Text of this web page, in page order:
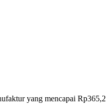
yang mencapai Rp365,2